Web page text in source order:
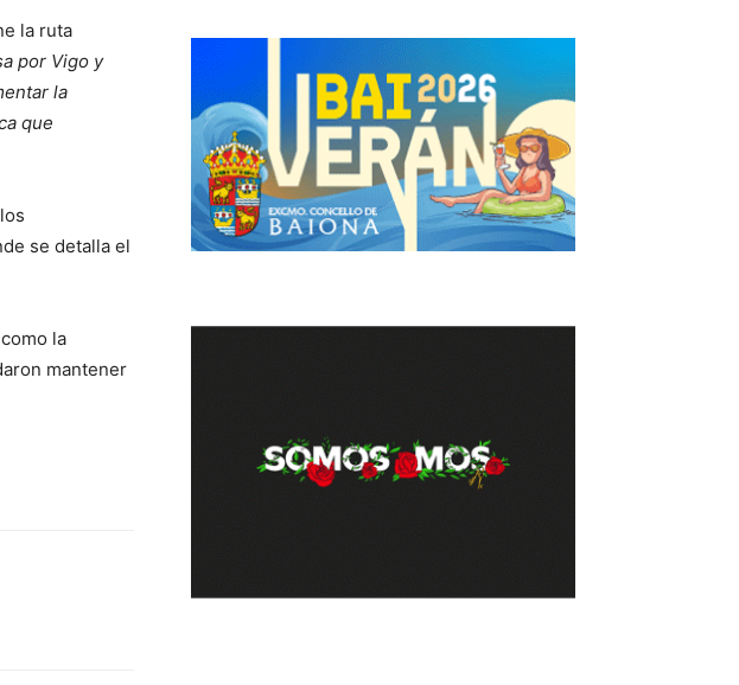
la ruta
por Vigo y
la
que
se detalla el
la
mantener